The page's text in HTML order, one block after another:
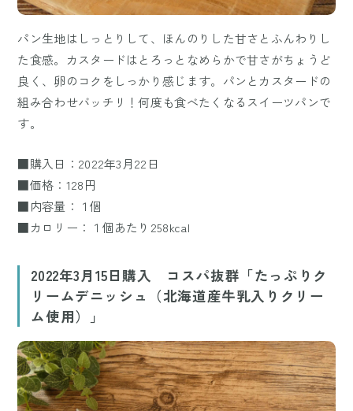
パン生地はしっとりして、ほんのりした甘さとふんわりし
た食感。カスタードはとろっとなめらかで甘さがちょうど
良く、卵のコクをしっかり感じます。パンとカスタードの
組み合わせバッチリ！何度も食べたくなるスイーツパンで
す。
■購入日：2022年3月22日
■価格：128円
■内容量：１個
■カロリー：１個あたり258kcal
2022年3月15日購入 コスパ抜群「たっぷりク
リームデニッシュ（北海道産牛乳入りクリー
ム使用）」